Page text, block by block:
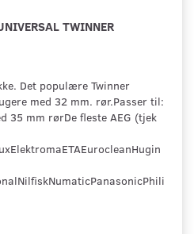
TWINNER
Det populære Twinner
med 32 mm. rør.Passer til:
35 mm rørDe fleste AEG (tjek